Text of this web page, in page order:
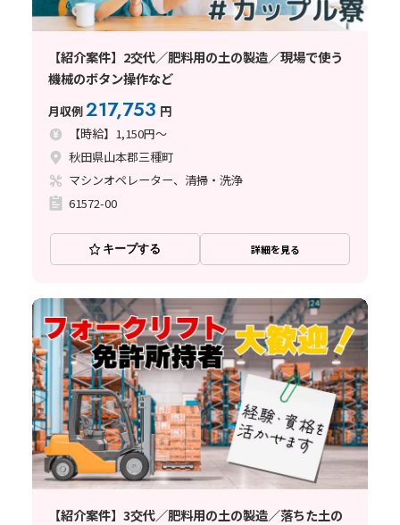
【紹介案件】2交代／肥料用の土の製造／現場で使う
機械のボタン操作など
月収例217,753 円
【時給】1,150円～
秋田県山本郡三種町
マシンオペレーター、清掃・洗浄
61572-00
キープする 詳細を見る
【紹介案件】3交代／肥料用の土の製造／落ちた土の